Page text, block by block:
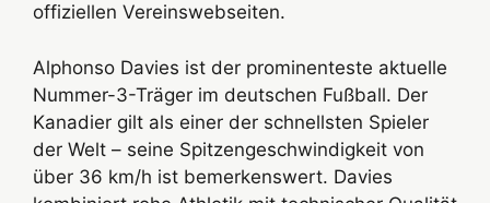
offiziellen Vereinswebseiten.
Alphonso Davies ist der prominenteste aktuelle
Nummer-3-Träger im deutschen Fußball. Der
Kanadier gilt als einer der schnellsten Spieler
der Welt – seine Spitzengeschwindigkeit von
über 36 km/h ist bemerkenswert. Davies